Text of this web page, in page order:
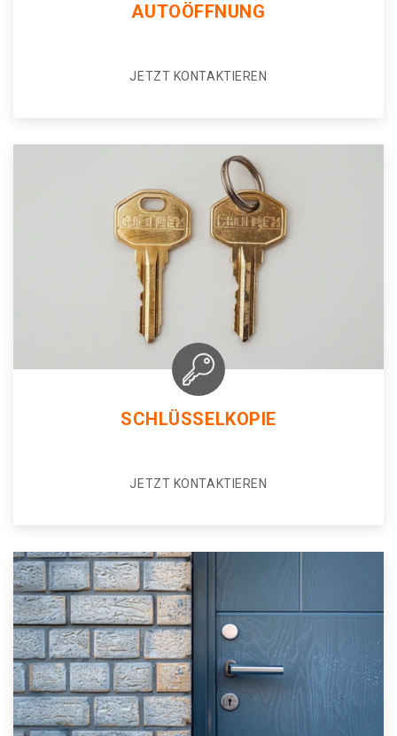
AUTOÖFFNUNG
JETZT KONTAKTIEREN
SCHLÜSSELKOPIE
JETZT KONTAKTIEREN